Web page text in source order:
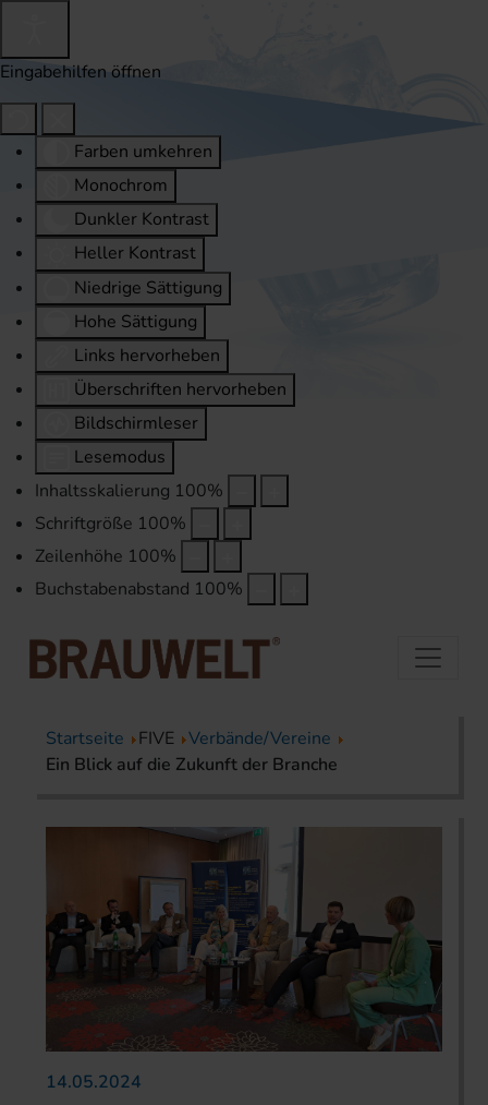
Eingabehilfen öffnen
Farben umkehren
Monochrom
Dunkler Kontrast
Heller Kontrast
Niedrige Sättigung
Hohe Sättigung
Links hervorheben
Überschriften hervorheben
Bildschirmleser
Lesemodus
Inhaltsskalierung 100%
Schriftgröße 100%
Zeilenhöhe 100%
Buchstabenabstand 100%
Startseite FIVE Verbände/Vereine
Ein Blick auf die Zukunft der Branche
14.05.2024